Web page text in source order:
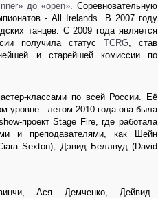
до «open». Соревновательную
- All Irelands. В 2007 году
танцев. С 2009 года является
получила статусTCRG, став
и старейшей комиссии по
классами по всей России. Её
уровне - летом 2010 года она была
проект Stage Fire, где работала
и преподавателями, как Шейн
Sexton), Дэвид Беллвуд (David